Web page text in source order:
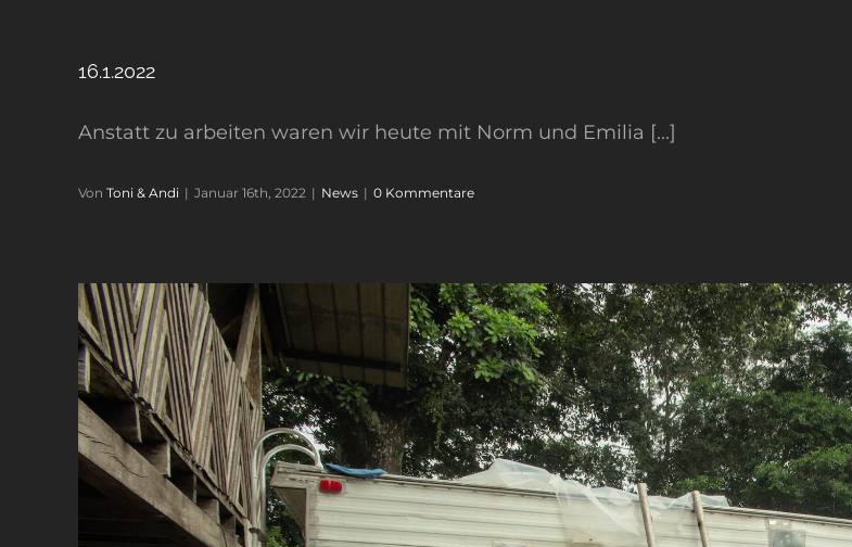
16.1.2022
Anstatt zu arbeiten waren wir heute mit Norm und Emilia [...]
Von Toni & Andi | Januar 16th, 2022 | News | 0 Kommentare